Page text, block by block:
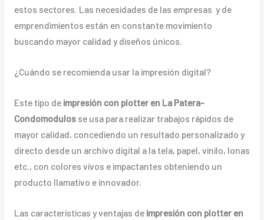
estos sectores. Las necesidades de las empresas y de
emprendimientos están en constante movimiento
buscando mayor calidad y diseños únicos.
¿Cuándo se recomienda usar la impresión digital?
Este tipo de impresión con plotter en La Patera-
Condomodulosse usa para realizar trabajos rápidos de
mayor calidad, concediendo un resultado personalizado y
directo desde un archivo digital a la tela, papel, vinilo, lonas
etc., con colores vivos e impactantes obteniendo un
producto llamativo e innovador.
Las características y ventajas de impresión con plotter en